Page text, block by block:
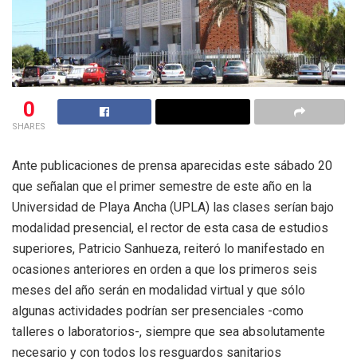
0
SHARES
Ante publicaciones de prensa aparecidas este sábado 20
que señalan que el primer semestre de este año en la
Universidad de Playa Ancha (UPLA) las clases serían bajo
modalidad presencial, el rector de esta casa de estudios
superiores, Patricio Sanhueza, reiteró lo manifestado en
ocasiones anteriores en orden a que los primeros seis
meses del año serán en modalidad virtual y que sólo
algunas actividades podrían ser presenciales -como
talleres o laboratorios-, siempre que sea absolutamente
necesario y con todos los resguardos sanitarios